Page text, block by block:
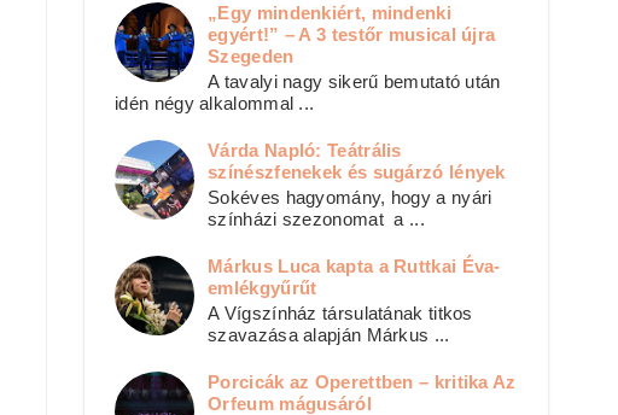
„Egy mindenkiért, mindenki
egyért!” – A 3 testőr musical újra
Szegeden
A tavalyi nagy sikerű bemutató után
idén négy alkalommal ...
Várda Napló: Teátrális
színészfenekek és sugárzó lények
Sokéves hagyomány, hogy a nyári
színházi szezonomat a ...
Márkus Luca kapta a Ruttkai Éva-
emlékgyűrűt
A Vígszínház társulatának titkos
szavazása alapján Márkus ...
Porcicák az Operettben – kritika Az
Orfeum mágusáról